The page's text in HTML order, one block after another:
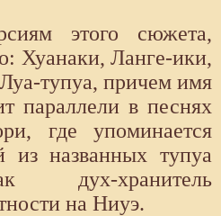
этого сюжета,
Хуанаки, Ланге-ики,
тупуа, причем имя
параллели в песнях
где упоминается
из названных тупуа
дух-хранитель
на Ниуэ.